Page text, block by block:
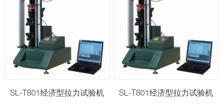
SL-T801经济型拉力试验机 SL-T801经济型拉力试验机